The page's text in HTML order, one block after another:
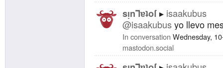
sᴉnꓶɐʇoſ
isaakubus
@isaakubusyo llevo
In conversation Wednesday,
mastodon.social